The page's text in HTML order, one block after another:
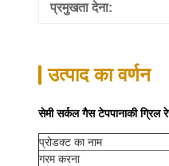
प्रमुखता देना:
उत्पाद का वर्णन
सेमी सर्कल गैस टेपपानाकी ग्रिल
प्रोडक्ट का नाम
गरम करना